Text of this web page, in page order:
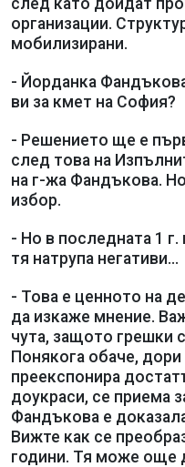
организации.
мобилизирани.
- Йорданка
ви за кмет на София?
- Решението ще е
след това на
на г-жа Фандъкова.
избор.
- Но в последната 1
тя натрупа негативи...
- Това е ценното на
да изкаже мнение.
чута, защото грешки
Понякога обаче,
преекспонира
доукраси, се приема
Фандъкова е
Вижте как се
години. Тя може още